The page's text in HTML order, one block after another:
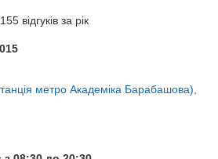
відгуків за рік
метро Академіка Барабашова),